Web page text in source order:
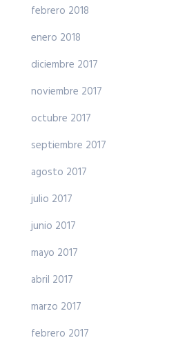
febrero 2018
enero 2018
diciembre 2017
noviembre 2017
octubre 2017
septiembre 2017
agosto 2017
julio 2017
junio 2017
mayo 2017
abril 2017
marzo 2017
febrero 2017